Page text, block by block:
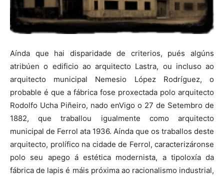
Aínda que hai disparidade de criterios, pués algúns
atribúen o edificio ao arquitecto Lastra, ou incluso ao
arquitecto municipal Nemesio López Rodríguez, o
probable é que a fábrica fose proxectada polo arquitecto
Rodolfo Ucha Piñeiro, nado enVigo o 27 de Setembro de
1882, que traballou igualmente como arquitecto
municipal de Ferrol ata 1936. Aínda que os traballos deste
arquitecto, prolífico na cidade de Ferrol, caracterizáronse
polo seu apego á estética modernista, a tipoloxía da
fábrica de lapis é máis próxima ao racionalismo industrial,